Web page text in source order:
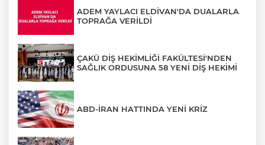
ADEM YAYLACI ELDİVAN'DA DUALARLA
TOPRAĞA VERİLDİ
ÇAKÜ DİŞ HEKİMLİĞİ FAKÜLTESİ'NDEN
SAĞLIK ORDUSUNA 58 YENİ DİŞ HEKİMİ
ABD-İRAN HATTINDA YENİ KRİZ